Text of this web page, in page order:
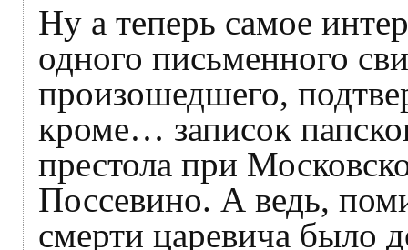
Ну а теперь самое
одного письменного
произошедшего,
кроме… записок
престола при
Поссевино. А ведь,
смерти царевича было